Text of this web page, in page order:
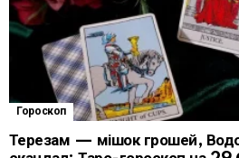
Гороскоп
Терезам — мішок грошей,